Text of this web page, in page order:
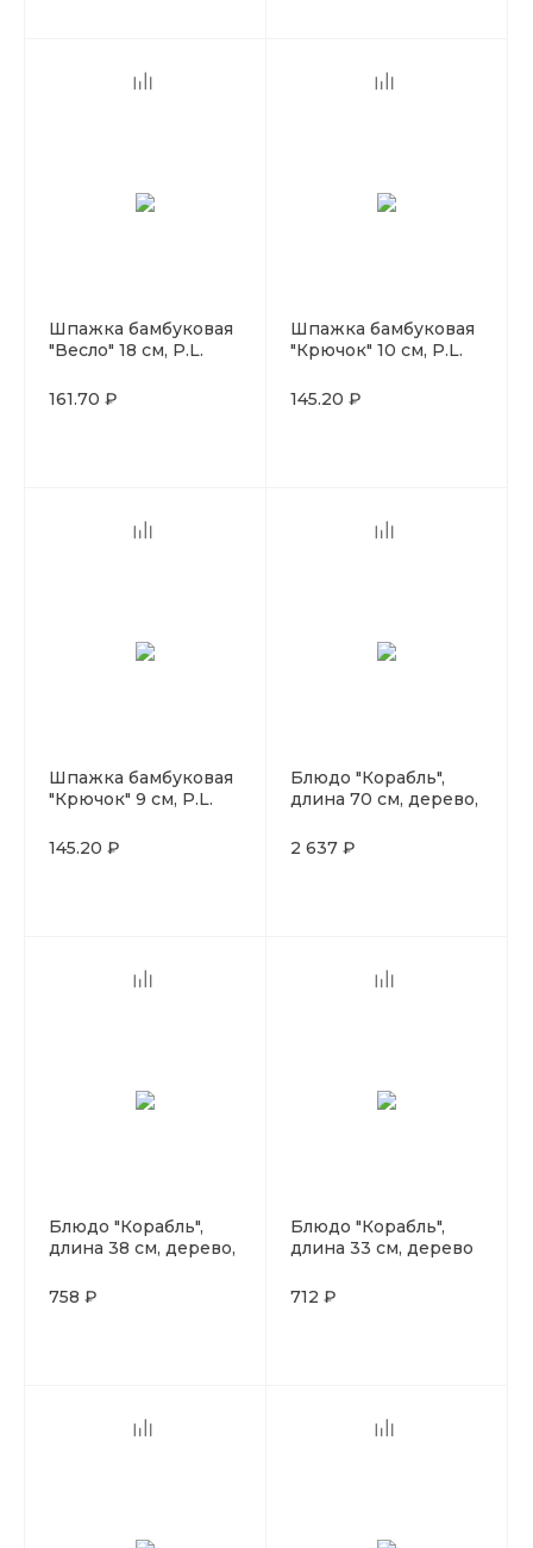
Шпажка бамбуковая
"Весло" 18 см, P.L.
в упаковке)
161.70 ₽
Шпажка бамбуковая
"Крючок" 10 см, P.L.
в упаковке)
145.20 ₽
Шпажка бамбуковая
"Крючок" 9 см, P.L.
в упаковке)
145.20 ₽
Блюдо "Корабль",
длина 70 см, дерево,
2 637 ₽
Блюдо "Корабль",
длина 38 см, дерево,
758 ₽
Блюдо "Корабль",
длина 33 см, дерево
712 ₽